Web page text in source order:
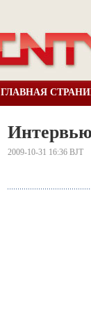
ГЛАВНАЯ
2009-10-31 16:36 BJT